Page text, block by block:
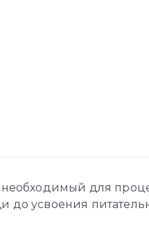
для
до усвоения